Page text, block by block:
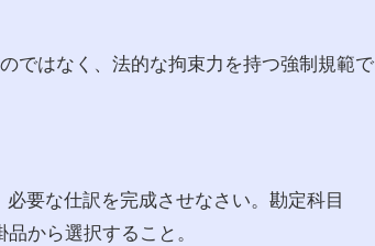
ではなく、法的な拘束力を持つ強制規範で
要な仕訳を完成させなさい。勘定科目
から選択すること。